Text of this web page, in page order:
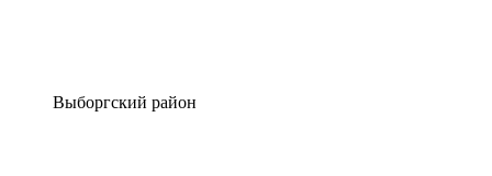
Выборгский район